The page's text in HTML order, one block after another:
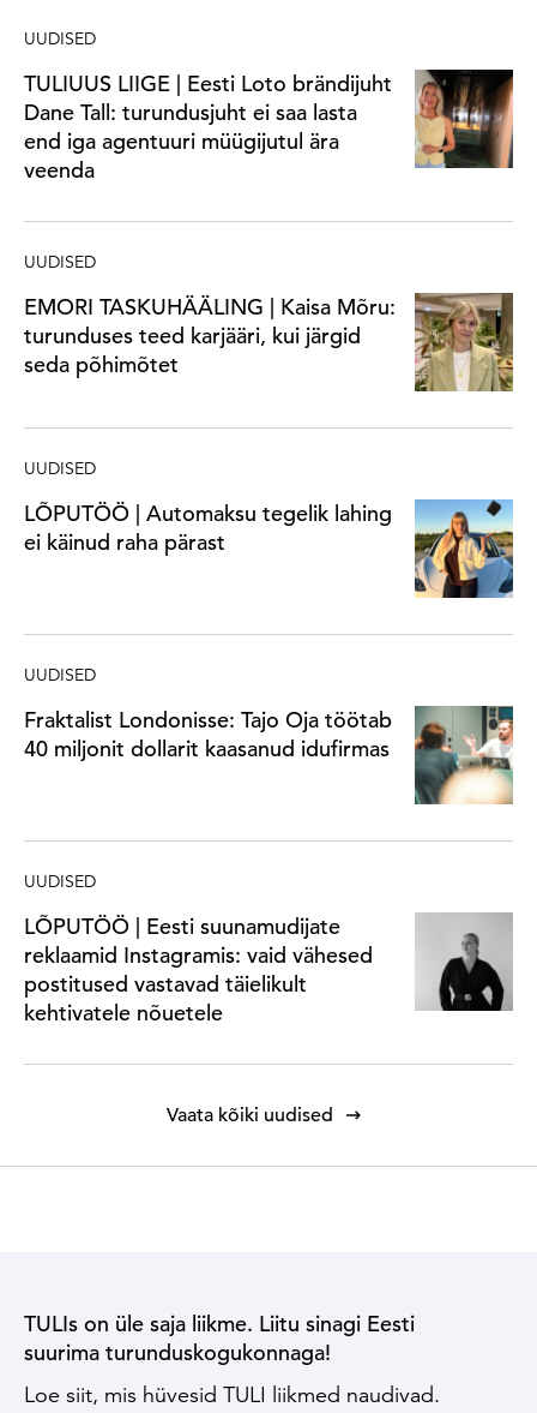
UUDISED
TULIUUS LIIGE | Eesti Loto brändijuht
Dane Tall: turundusjuht ei saa lasta
end iga agentuuri müügijutul ära
veenda
UUDISED
EMORI TASKUHÄÄLING | Kaisa Mõru:
turunduses teed karjääri, kui järgid
seda põhimõtet
UUDISED
LÕPUTÖÖ | Automaksu tegelik lahing
ei käinud raha pärast
UUDISED
Fraktalist Londonisse: Tajo Oja töötab
40 miljonit dollarit kaasanud idufirmas
UUDISED
LÕPUTÖÖ | Eesti suunamudijate
reklaamid Instagramis: vaid vähesed
postitused vastavad täielikult
kehtivatele nõuetele
Vaata kõiki uudised
TULIs on üle saja liikme. Liitu sinagi Eesti
suurima turunduskogukonnaga!
Loe siit, mis hüvesid TULI liikmed naudivad.